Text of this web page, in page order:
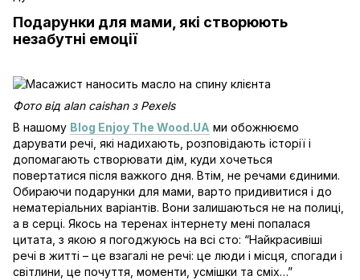
Подарунки для мами, які створюють
незабутні емоції
Фото від alan caishan з Pexels
В нашому Blog Enjoy The Wood.UA ми обожнюємо
дарувати речі, які надихають, розповідають історії і
допомагають створювати дім, куди хочеться
повертатися після важкого дня. Втім, не речами єдиними.
Обираючи подарунки для мами, варто придивитися і до
нематеріальних варіантів. Вони залишаються не на полиці,
а в серці. Якось на теренах інтернету мені попалася
цитата, з якою я погоджуюсь на всі сто: “Найкрасивіші
речі в житті – це взагалі не речі: це люди і місця, спогади і
світлини, це почуття, моменти, усмішки та сміх…”